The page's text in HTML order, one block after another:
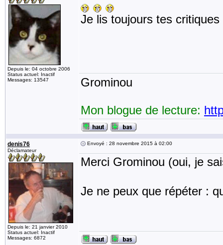
Depuis le: 04 octobre 2006
Status actuel: Inactif
Messages: 13547
Je lis toujours tes
Grominou
Mon blogue de lecture:
denis76
Déclamateur
Depuis le: 21 janvier 2010
Status actuel: Inactif
Messages: 6872
Envoyé : 28 novembre 2015 à 02:00
Merci Grominou (oui, je
Je ne peux que répéter :